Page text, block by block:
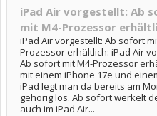
iPad Air vorgestellt: Ab
mit M4-Prozessor
iPad Air vorgestellt: Ab sofort
Prozessor erhältlich: iPad Air
Ab sofort mit M4-Prozessor
mit einem iPhone 17e und
iPad legt man da bereits am
gehörig los. Ab sofort werkelt
auch im iPad Air...